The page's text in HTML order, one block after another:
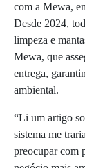
com a Mewa,
Desde 2024,
limpeza e
Mewa, que
entrega,
ambiental.
“Li um artigo
sistema me
preocupar com